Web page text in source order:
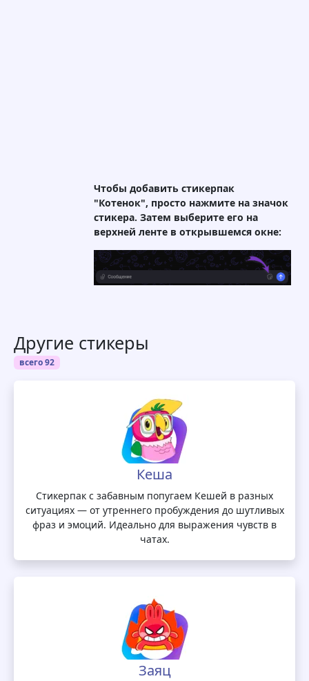
Чтобы добавить стикерпак
"Котенок", просто нажмите на значок
стикера. Затем выберите его на
верхней ленте в открывшемся окне:
Другие стикеры
всего 92
Кеша
Стикерпак с забавным попугаем Кешей в разных
ситуациях — от утреннего пробуждения до шутливых
фраз и эмоций. Идеально для выражения чувств в
чатах.
Заяц